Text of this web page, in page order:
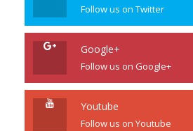
Follow us on Twitter
Google+
Follow us on Google+
Youtube
Follow us on Youtube